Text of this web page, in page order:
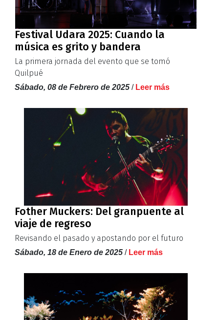
Festival Udara 2025: Cuando la
música es grito y bandera
La primera jornada del evento que se tomó
Quilpué
Sábado, 08 de Febrero de 2025 / Leer más
Fother Muckers: Del granpuente al
viaje de regreso
Revisando el pasado y apostando por el futuro
Sábado, 18 de Enero de 2025 / Leer más